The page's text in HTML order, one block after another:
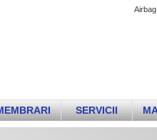
SERVICII